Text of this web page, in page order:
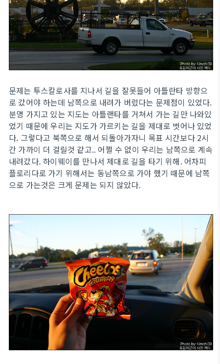
문제는 투스칼로사를 지나서 길을 잘못들어 아틀란타 방향으
로 갔어야 하는데 남쪽으로 내려가 버렸다는 문제점이 있었다.
분명 가지고 있는 지도는 아틀랜타를 거쳐서 가는 길만 나와있
었기 때문에 우리는 지도가 가르키는 길을 제대로 벗어나 있었
다. 그렇다고 북쪽으로 해서 되돌아가자니 목표 시간보다 2시
간 가까이 더 걸릴것 같고.. 어쩔 수 없이 우리는 남쪽으로 계속
내려갔다. 하이웨이를 만나서 제대로 길을 타기 위해. 어차피
플로리다로 가기 위해서는 동남쪽으로 가야 했기 때문에 남쪽
으로 가는것은 크게 문제는 되지 않았다.